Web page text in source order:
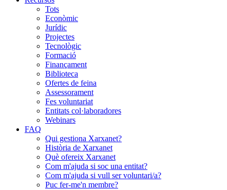
Tots
Econòmic
Jurídic
Projectes
Tecnològic
Formació
Finançament
Biblioteca
Ofertes de feina
Assessorament
Fes voluntariat
Entitats col·laboradores
Webinars
FAQ
Qui gestiona Xarxanet?
Història de Xarxanet
Què ofereix Xarxanet
Com m'ajuda si soc una entitat?
Com m'ajuda si vull ser voluntari/a?
Puc fer-me'n membre?